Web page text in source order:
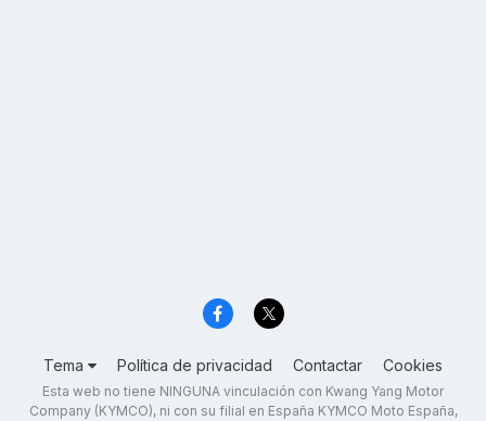
Tema Política de privacidad Contactar Cookies
Esta web no tiene NINGUNA vinculación con Kwang Yang Motor
Company (KYMCO), ni con su filial en España KYMCO Moto España,